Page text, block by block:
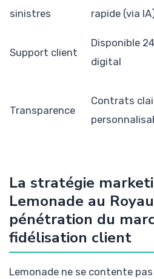
sinistres
rapide (via
Support client
Disponible
digital
Transparence
Contrats
La stratégie
Lemonade au
pénétration du
fidélisation client
Lemonade ne se contente